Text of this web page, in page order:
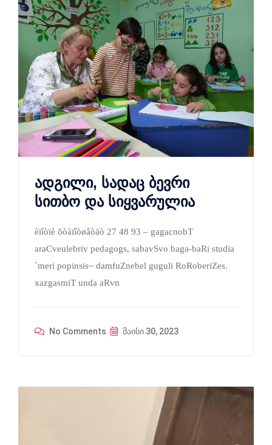
ადგილი, სადაც ბევრი
სითბო და სიყვარულია
èïîòïè õòàïîòøâòäò 27 48 93 – gagacnobT
araCveulebriv pedagogs, sabavSvo baga-baRi studia
`meri popinsis~ damfuZnebel guguli RoRoberiZes.
xazgasmiT unda aRvn
No Comments მაისი 30, 2023